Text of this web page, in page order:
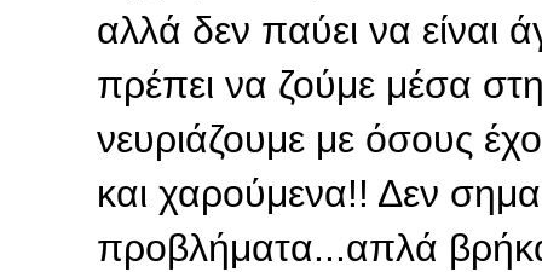
αλλά δεν παύει να είναι
πρέπει να ζούμε μέσα
νευριάζουμε με όσους
και χαρούμενα!! Δεν
προβλήματα...απλά